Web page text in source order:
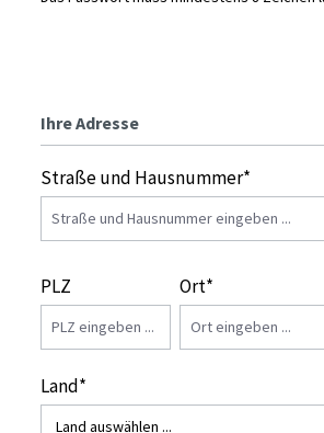
Ihre Adresse
Straße und Hausnummer*
PLZ Ort*
Land*